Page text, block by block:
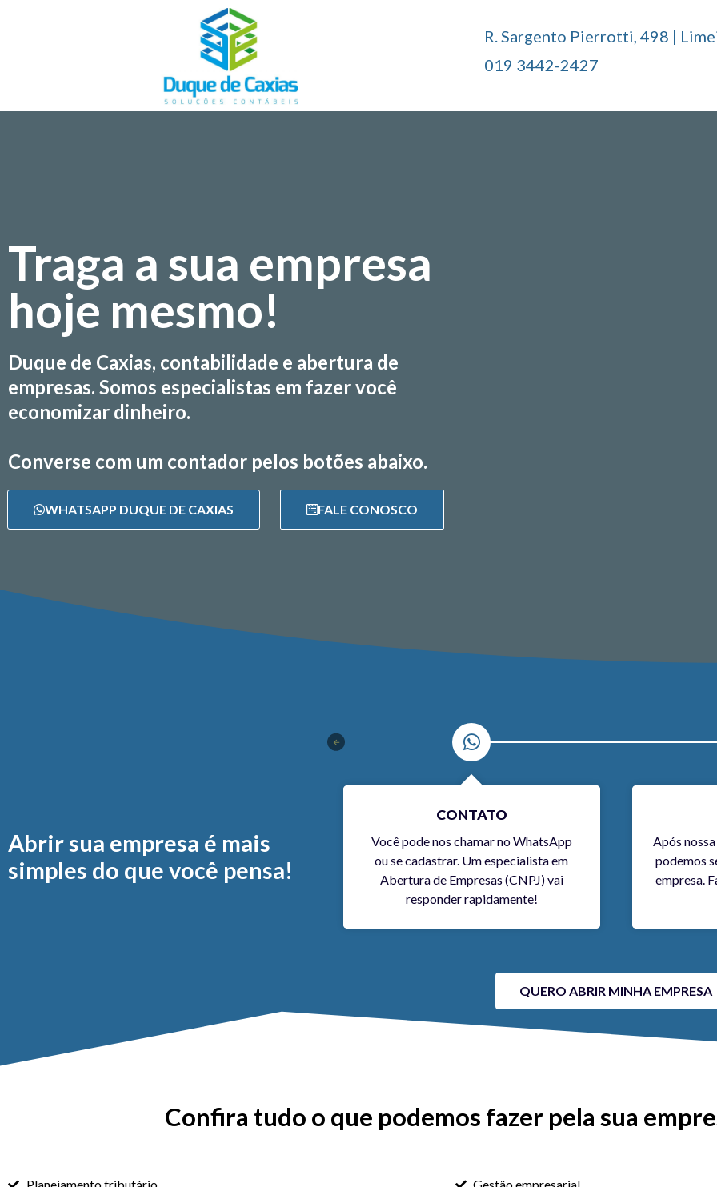
R. Sargento Pierrotti, 498 |
019 3442-2427
Traga a sua empresa
hoje mesmo!
Duque de Caxias, contabilidade e abertura de
empresas. Somos especialistas em fazer você
economizar dinheiro.
Converse com um contador pelos botões abaixo.
WHATSAPP DUQUE DE CAXIAS FALE CONOSCO
Abrir sua empresa é mais
simples do que você pensa!
CONTATO
Você pode nos chamar no WhatsApp
ou se cadastrar. Um especialista em
Abertura de Empresas (CNPJ) vai
responder rapidamente!
Após
podemos
empresa.
QUERO ABRIR MINHA EMPRESA
Confira tudo o que podemos fazer pela sua